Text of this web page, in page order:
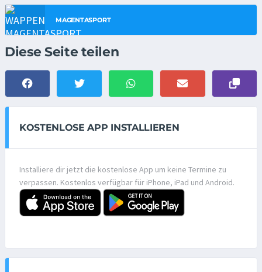
MAGENTASPORT
Diese Seite teilen
KOSTENLOSE APP INSTALLIEREN
Installiere dir jetzt die kostenlose App um keine Termine zu
verpassen. Kostenlos verfügbar für iPhone, iPad und Android.